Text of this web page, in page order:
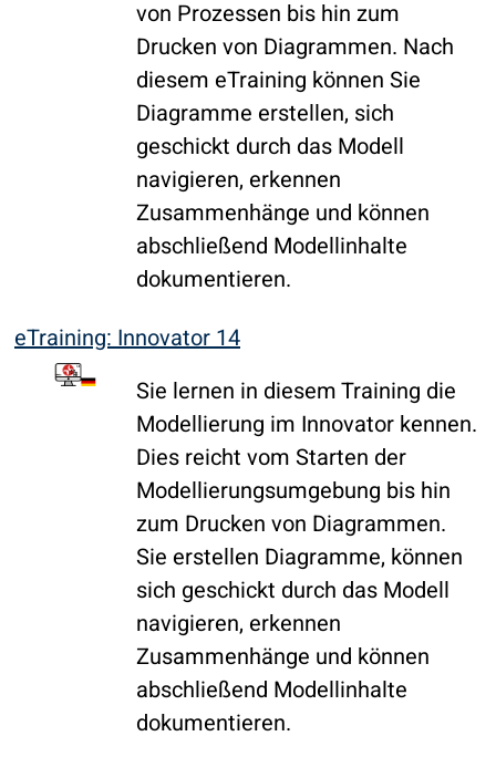
von Prozessen bis hin zum
Drucken von Diagrammen. Nach
diesem eTraining können Sie
Diagramme erstellen, sich
geschickt durch das Modell
navigieren, erkennen
Zusammenhänge und können
abschließend Modellinhalte
dokumentieren.
eTraining: Innovator 14
Sie lernen in diesem Training die
Modellierung im Innovator kennen.
Dies reicht vom Starten der
Modellierungsumgebung bis hin
zum Drucken von Diagrammen.
Sie erstellen Diagramme, können
sich geschickt durch das Modell
navigieren, erkennen
Zusammenhänge und können
abschließend Modellinhalte
dokumentieren.